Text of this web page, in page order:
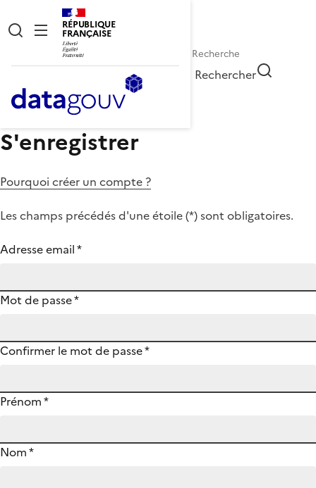
RÉPUBLIQUE
FRANÇAISE
Rechercher
S'enregistrer
Pourquoi créer un compte ?
Les champs précédés d'une étoile (*) sont obligatoires.
Adresse email*
Mot de passe*
Confirmer le mot de passe*
Prénom*
Nom*